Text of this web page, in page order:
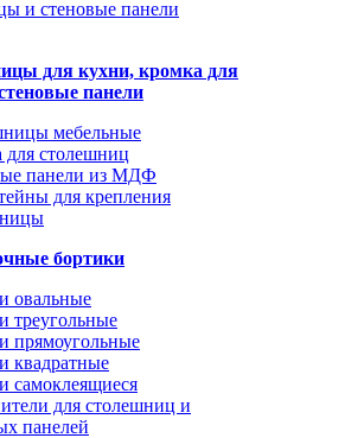
для кухни, кромка для
панели
мебельные
для столешниц
панели из МДФ
для крепления
бортики
овальные
треугольные
прямоугольные
квадратные
самоклеящиеся
для столешниц и
панелей